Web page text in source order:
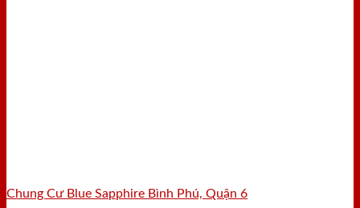
Chung Cư Blue Sapphire Bình Phú, Quận 6